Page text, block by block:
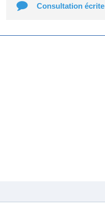
Consultation écrite